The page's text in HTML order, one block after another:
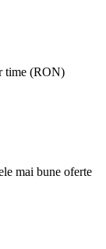
time (RON)
mai bune oferte